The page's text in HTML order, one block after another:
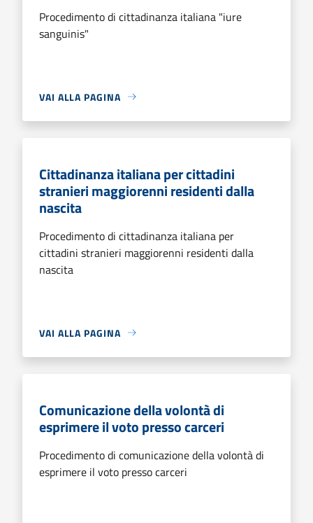
Procedimento di cittadinanza italiana "iure
sanguinis"
VAI ALLA PAGINA
Cittadinanza italiana per cittadini
stranieri maggiorenni residenti dalla
nascita
Procedimento di cittadinanza italiana per
cittadini stranieri maggiorenni residenti dalla
nascita
VAI ALLA PAGINA
Comunicazione della volontà di
esprimere il voto presso carceri
Procedimento di comunicazione della volontà di
esprimere il voto presso carceri